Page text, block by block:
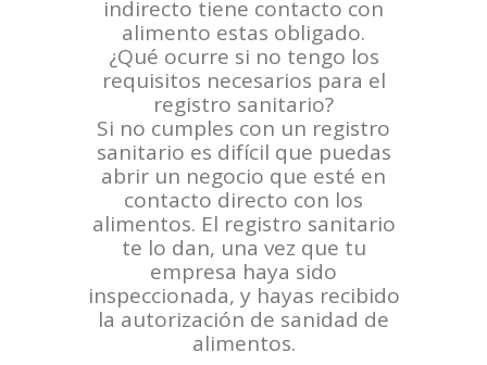
indirecto tiene contacto con
alimento estas obligado.
¿Qué ocurre si no tengo los
requisitos necesarios para el
registro sanitario?
Si no cumples con un registro
sanitario es difícil que puedas
abrir un negocio que esté en
contacto directo con los
alimentos. El registro sanitario
te lo dan, una vez que tu
empresa haya sido
inspeccionada, y hayas recibido
la autorización de sanidad de
alimentos.